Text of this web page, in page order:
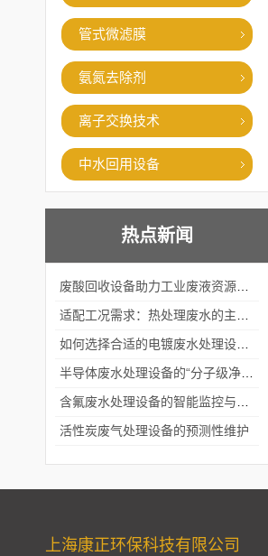
管式微滤膜
氨氮去除剂
离子交换技术
中水回用设备
热点新闻
活性炭废气处理设备的预测性维护
上海康正环保科技有限公司